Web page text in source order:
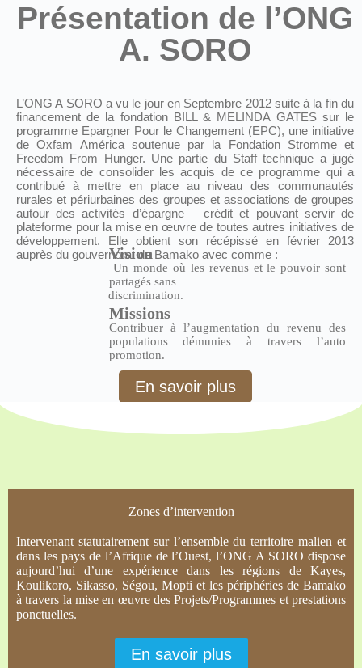
Présentation de l’ONG
A. SORO
L’ONG A SORO a vu le jour en Septembre 2012 suite à la fin du
financement de la fondation BILL & MELINDA GATES sur le
programme Epargner Pour le Changement (EPC), une initiative
de Oxfam América soutenue par la Fondation Stromme et
Freedom From Hunger. Une partie du Staff technique a jugé
nécessaire de consolider les acquis de ce programme qui a
contribué à mettre en place au niveau des communautés
rurales et périurbaines des groupes et associations de groupes
autour des activités d’épargne – crédit et pouvant servir de
plateforme pour la mise en œuvre de toutes autres initiatives de
développement. Elle obtient son récépissé en février 2013
auprès du gouvernorat de Bamako avec comme :
Vision
Un monde où les revenus et le pouvoir sont
partagés sans
discrimination.
Missions
Contribuer à l’augmentation du revenu des
populations démunies à travers l’auto
promotion.
En savoir plus
Zones d’intervention
Intervenant statutairement sur l’ensemble du territoire malien et
dans les pays de l’Afrique de l’Ouest, l’ONG A SORO dispose
aujourd’hui d’une expérience dans les régions de Kayes,
Koulikoro, Sikasso, Ségou, Mopti et les périphéries de Bamako
à travers la mise en œuvre des Projets/Programmes et prestations
ponctuelles.
En savoir plus